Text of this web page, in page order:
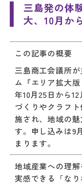
三島発の体
大、10月か
この記事の概要
三島商工会議所
ム『エリア拡大
年10月25日から
づくりやクラフ
施され、地域の
す。申し込みは9
まります。
地域産業への理
実感できる「な